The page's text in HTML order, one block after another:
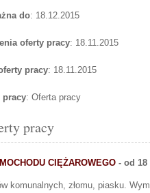
do: 18.12.2015
oferty pracy: 18.11.2015
pracy: 18.11.2015
pracy: Oferta pracy
pracy
CIĘŻAROWEGO - od 18
komunalnych, złomu, piasku.